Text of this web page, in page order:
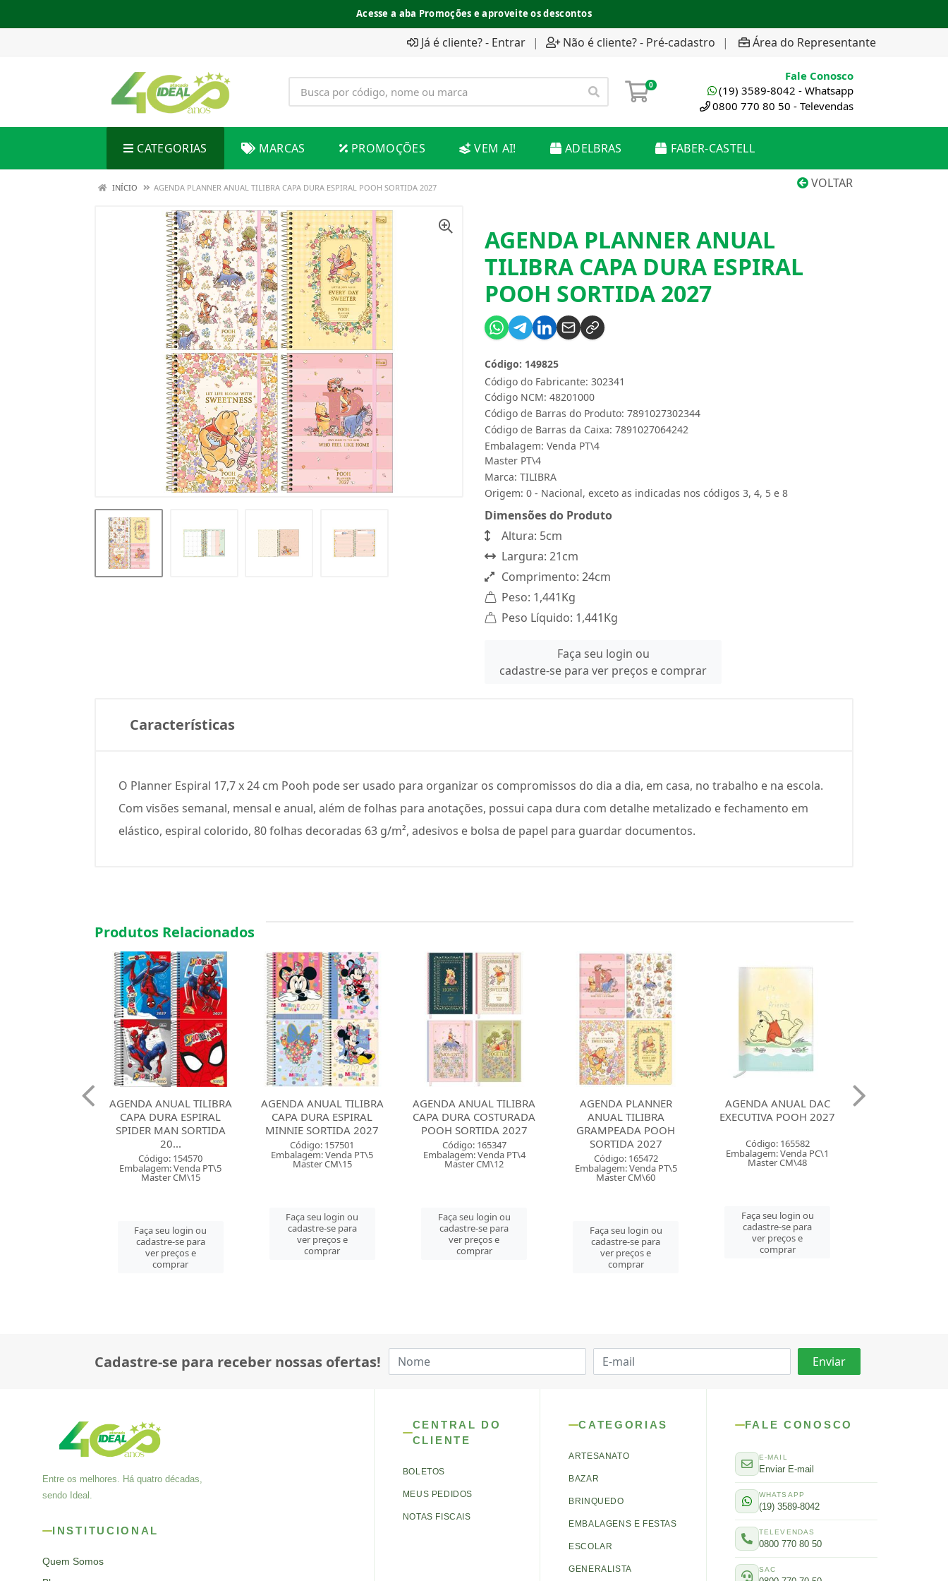
Acesse a aba Promoções e aproveite os descontos
Já é cliente? - Entrar | Não é cliente? - Pré-cadastro | Área do Representante
0
Fale Conosco
(19) 3589-8042 - Whatsapp
0800 770 80 50 - Televendas
CATEGORIAS MARCAS PROMOÇÕES VEM AI! ADELBRAS FABER-CASTELL
VOLTAR
INÍCIO AGENDA PLANNER ANUAL TILIBRA CAPA DURA ESPIRAL POOH SORTIDA 2027
AGENDA PLANNER ANUAL
TILIBRA CAPA DURA ESPIRAL
POOH SORTIDA 2027
Código do Fabricante: 302341
Código: 149825
Código NCM: 48201000
Código de Barras do Produto: 7891027302344
Código de Barras da Caixa: 7891027064242
Embalagem: Venda PT\4
Master PT\4
Marca: TILIBRA
Origem: 0 - Nacional, exceto as indicadas nos códigos 3, 4, 5 e 8
Dimensões do Produto
Altura: 5cm
Largura: 21cm
Comprimento: 24cm
Peso: 1,441Kg
Peso Líquido: 1,441Kg
Faça seu login ou
cadastre-se para ver preços e comprar
Características
O Planner Espiral 17,7 x 24 cm Pooh pode ser usado para organizar os compromissos do dia a dia, em casa, no trabalho e na escola.
Com visões semanal, mensal e anual, além de folhas para anotações, possui capa dura com detalhe metalizado e fechamento em
elástico, espiral colorido, 80 folhas decoradas 63 g/m², adesivos e bolsa de papel para guardar documentos.
Produtos Relacionados
AGENDA ANUAL TILIBRA
CAPA DURA ESPIRAL
MINNIE SORTIDA 2027
Código: 157501
Embalagem: Venda PT\5
Master CM\15
cadastre-se para
ver preços e
comprar
AGENDA ANUAL TILIBRA
CAPA DURA COSTURADA
POOH SORTIDA 2027
Código: 165347
Embalagem: Venda PT\4
Master CM\12
Faça seu login ou
cadastre-se para
ver preços e
comprar
AGENDA PLANNER
ANUAL TILIBRA
GRAMPEADA POOH
SORTIDA 2027
Código: 165472
Embalagem: Venda PT\5
Faça seu login ou
cadastre-se para
ver preços e
AGENDA ANUAL DAC
EXECUTIVA POOH 2027
Código: 165582
Embalagem: Venda PC\1
Master CM\48
cadastre-se para
ver preços e
comprar
AGENDA ANUAL DAC
CAPA DURA BROCHURA
Código: 165583
Embalagem: Venda PC\1
Master CM\48
Faça seu login ou
cadastre-se para
ver preços e
comprar
Cadastre-se para receber nossas ofertas!
Entre os melhores. Há quatro décadas,
sendo Ideal.
INSTITUCIONAL
Quem Somos
CENTRAL DO
CLIENTE
BOLETOS
MEUS PEDIDOS
NOTAS FISCAIS
CATEGORIAS
ARTESANATO
BAZAR
BRINQUEDO
EMBALAGENS E FESTAS
ESCOLAR
GENERALISTA
FALE CONOSCO
E-MAIL
Enviar E-mail
WHATSAPP
(19) 3589-8042
TELEVENDAS
0800 770 80 50
SAC